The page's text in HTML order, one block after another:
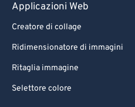
Applicazioni Web
Creatore di collage
Ridimensionatore di immagini
Ritaglia immagine
Selettore colore